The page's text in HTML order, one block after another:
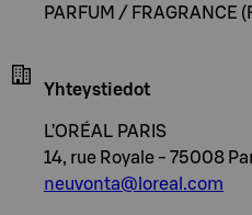
PARFUM / FRAGRANCE
Yhteystiedot
L’ORÉAL PARIS
14, rue Royale - 75008
neuvonta@loreal.com